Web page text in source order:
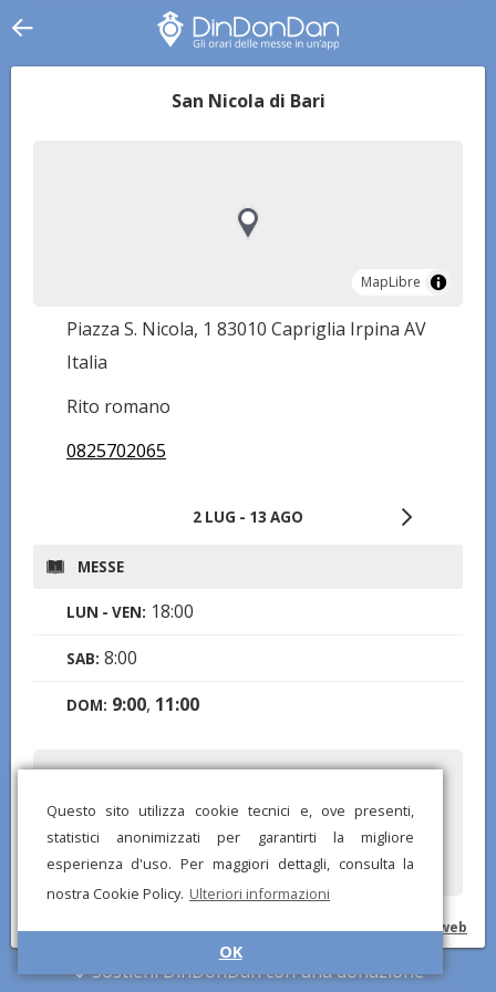
Questo sito utilizza cookie tecnici e, ove presenti,
statistici anonimizzati per garantirti la migliore
esperienza d'uso. Per maggiori dettagli, consulta la
nostra Cookie Policy. Ulteriori informazioni
OK
San Nicola di Bari
MapLibre
MapLibre
Piazza S. Nicola, 1 83010 Capriglia Irpina AV
Italia
Rito romano
0825702065
2 LUG - 13 AGO
MESSE
LUN - VEN: 18:00
SAB: 8:00
DOM: 9:00, 11:00
© DinDonDan App 2026 –Privacy Policy–Inserisci sul tuo sito web
Sostieni DinDonDan con una donazione